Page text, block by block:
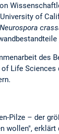
of
Neurospora
des
Life
Pilze – der
wollen",